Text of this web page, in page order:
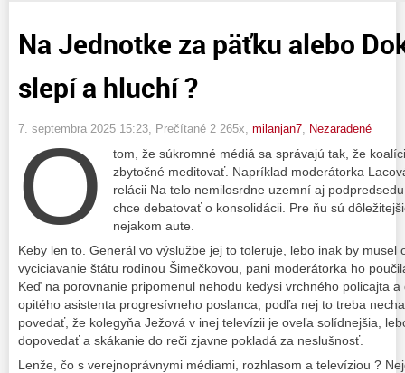
Na Jednotke za päťku alebo
slepí a hluchí ?
7. septembra 2025 15:23 , Prečítané 2 265x, milanjan7 Nezaradené
O
tom, že súkromné médiá sa správajú tak, že
zbytočné meditovať. Napríklad moderátorka
relácii Na telo nemilosrdne uzemní aj
chce debatovať o konsolidácii. Pre ňu sú
nejakom aute.
Keby len to. Generál vo výslužbe jej to toleruje, lebo inak by
vyciciavanie štátu rodinou Šimečkovou, pani moderátorka ho
Keď na porovnanie pripomenul nehodu kedysi vrchného policajta
opitého asistenta progresívneho poslanca, podľa nej to treba
povedať, že kolegyňa Ježová v inej televízii je oveľa solídnejšia,
dopovedať a skákanie do reči zjavne pokladá za neslušnosť.
Lenže, čo s verejnoprávnymi médiami, rozhlasom a televíziou ?